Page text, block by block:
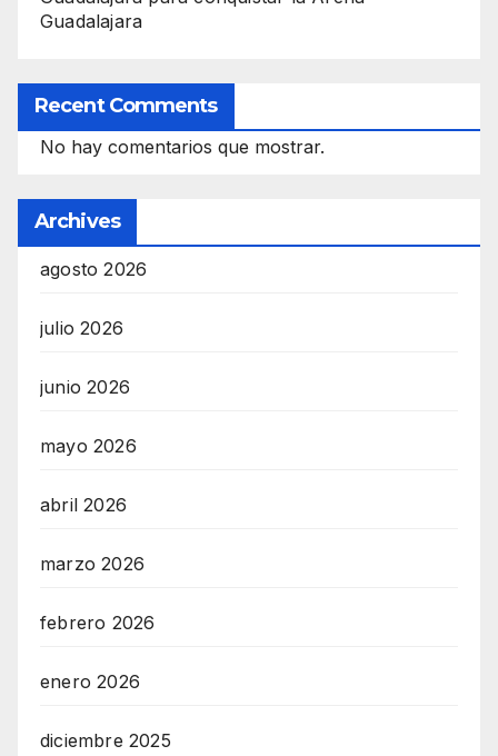
Guadalajara
Recent Comments
No hay comentarios que mostrar.
Archives
agosto 2026
julio 2026
junio 2026
mayo 2026
abril 2026
marzo 2026
febrero 2026
enero 2026
diciembre 2025